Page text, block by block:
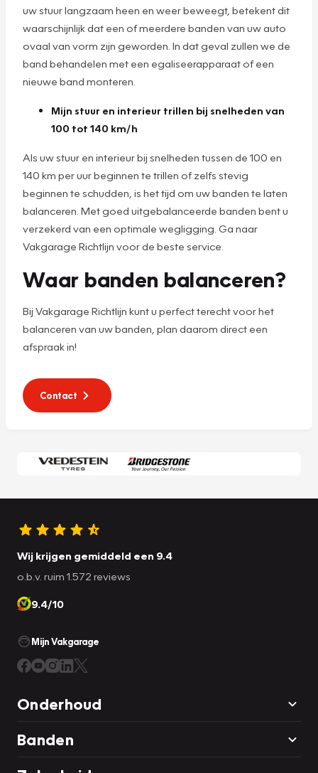
uw stuur langzaam heen en weer beweegt, betekent dit
waarschijnlijk dat een of meerdere banden van uw auto
ovaal van vorm zijn geworden. In dat geval zullen we de
band behandelen met een egaliseerapparaat of een
nieuwe band monteren.
Mijn stuur en interieur trillen bij snelheden van
100 tot 140 km/h
Als uw stuur en interieur bij snelheden tussen de 100 en
140 km per uur beginnen te trillen of zelfs stevig
beginnen te schudden, is het tijd om uw banden te laten
balanceren. Met goed uitgebalanceerde banden bent u
verzekerd van een optimale wegligging. Ga naar
Vakgarage Richtlijn voor de beste service.
Waar banden balanceren?
Bij Vakgarage Richtlijn kunt u perfect terecht voor het
balanceren van uw banden, plan daarom direct een
afspraak in!
Contact
Wij krijgen gemiddeld een 9.4
o.b.v. ruim 1.572 reviews
9.4/10
Mijn Vakgarage
Onderhoud
Banden